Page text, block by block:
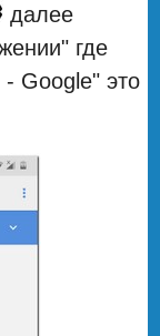
далее
где
Google" это